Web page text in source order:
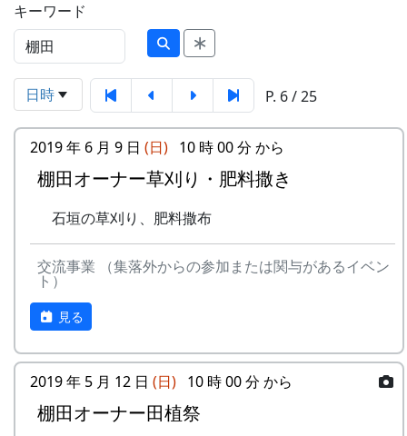
キーワード
日時 P. 6 / 25
2019 年 6 月 9 日 (日) 10 時 00 分 から
棚田オーナー草刈り・肥料撒き
石垣の草刈り、肥料撒布
交流事業 （集落外からの参加または関与があるイベン
ト）
見る
2019 年 5 月 12 日 (日) 10 時 00 分 から
棚田オーナー田植祭